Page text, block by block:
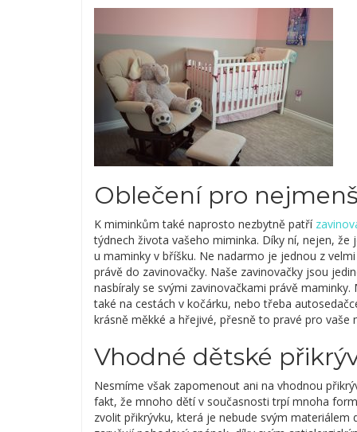
Oblečení pro
K miminkům také naprosto nezbytně patří
týdnech života vašeho miminka. Díky ní, nejen,
u maminky v bříšku. Ne nadarmo je jednou z
právě do zavinovačky. Naše zavinovačky jsou
nasbíraly se svými zavinovačkami právě
také na cestách v kočárku, nebo třeba
krásně měkké a hřejivé, přesně to pravé pro vaše
Vhodné dětské
Nesmíme však zapomenout ani na vhodnou
fakt, že mnoho dětí v současnosti trpí mnoha
zvolit přikrývku, která je nebude svým